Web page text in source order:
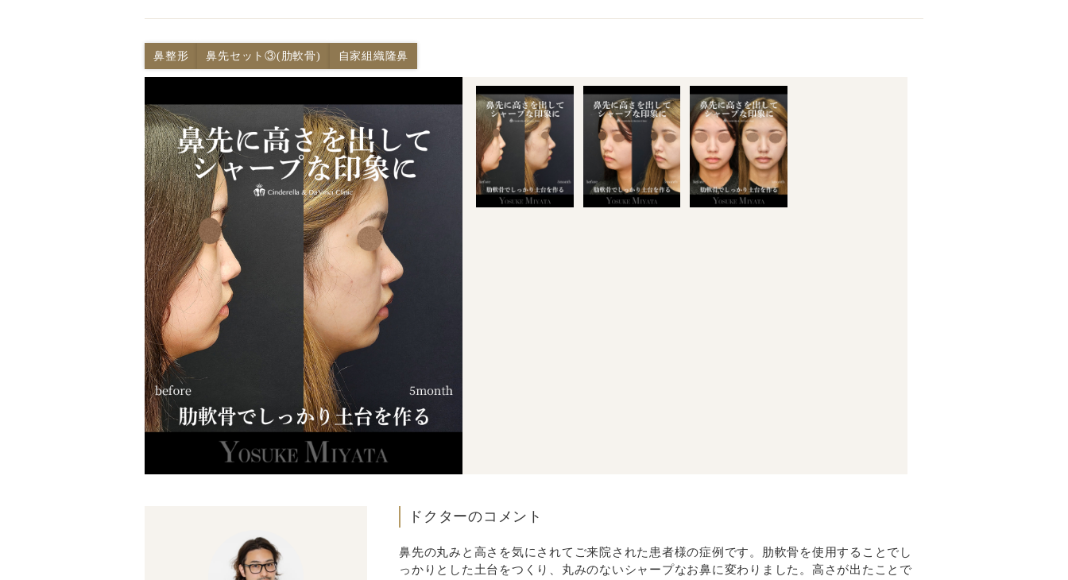
鼻整形 鼻先セット③(肋軟骨) 自家組織隆鼻
ドクターのコメント
鼻先の丸みと高さを気にされてご来院された患者様の症例です。肋軟骨を使用することでし
っかりとした土台をつくり、丸みのないシャープなお鼻に変わりました。高さが出たことで